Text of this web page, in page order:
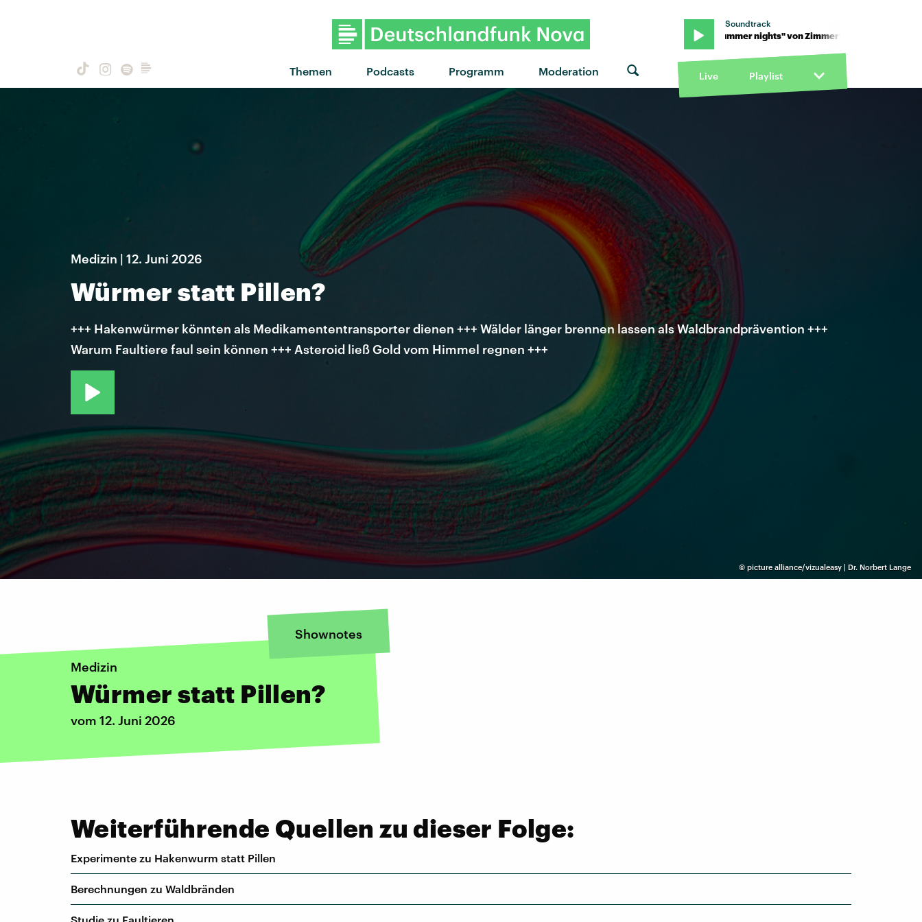
Themen Podcasts Programm Moderation
Soundtrack
"Summer nights" von Zimmer90 · "Summer nights" von Zimmer90 · "Summer nights" von
Live Playlist
© picture alliance/vizualeasy | Dr. Norbert Lange
Medizin | 12. Juni 2026
Würmer statt Pillen?
+++ Hakenwürmer könnten als Medikamententransporter dienen +++ Wälder länger brennen lassen als Waldbrandprävention +++
Warum Faultiere faul sein können +++ Asteroid ließ Gold vom Himmel regnen +++
Shownotes
Medizin
Würmer statt Pillen?
vom 12. Juni 2026
Weiterführende Quellen zu dieser Folge:
Experimente zu Hakenwurm statt Pillen
Berechnungen zu Waldbränden